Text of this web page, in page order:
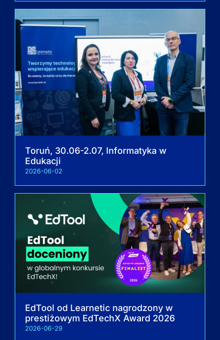
Toruń, 30.06-2.07, Informatyka w
Edukacji
2026-06-02
EdTool od Learnetic nagrodzony w
prestiżowym EdTechX Award 2026
2026-06-29